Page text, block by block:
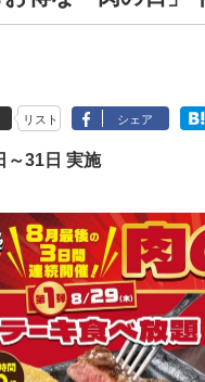
リスト シェア
～31日 実施